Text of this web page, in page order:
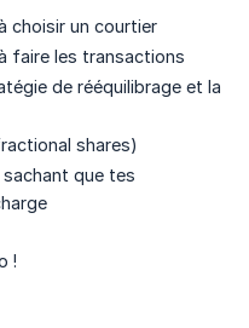
choisir un courtier
faire les transactions
de rééquilibrage et la
shares)
que tes
!